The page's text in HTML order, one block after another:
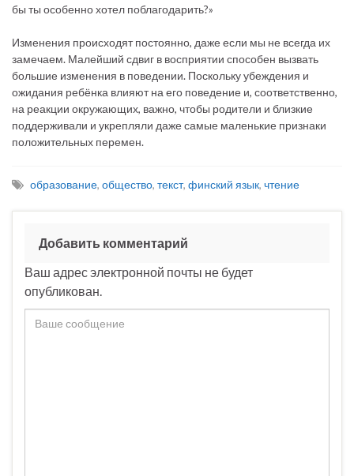
бы ты особенно хотел поблагодарить?»
Изменения происходят постоянно, даже если мы не всегда их
замечаем. Малейший сдвиг в восприятии способен вызвать
большие изменения в поведении. Поскольку убеждения и
ожидания ребёнка влияют на его поведение и, соответственно,
на реакции окружающих, важно, чтобы родители и близкие
поддерживали и укрепляли даже самые маленькие признаки
положительных перемен.
образование, общество, текст, финский язык, чтение
Добавить комментарий
Ваш адрес электронной почты не будет
опубликован.